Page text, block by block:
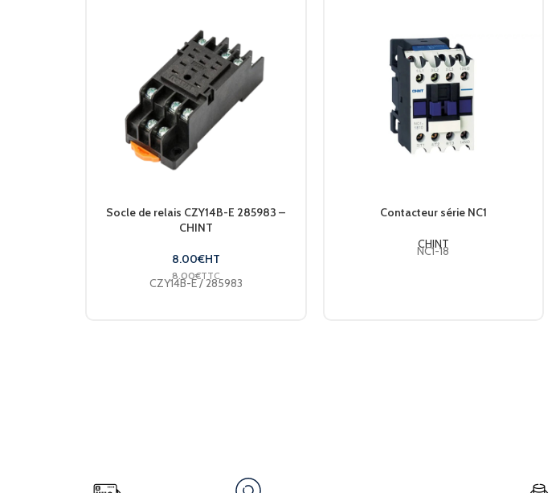
TYPE DE COMMANDE
TENSION NOMINALE
CONFORMITÉ AUX
Socle de relais CZY14B-E 285983 –
CHINT
8.00€HT
8.00€TTC
CZY14B-E / 285983
Contacteur série NC1
CHINT
NC1-18